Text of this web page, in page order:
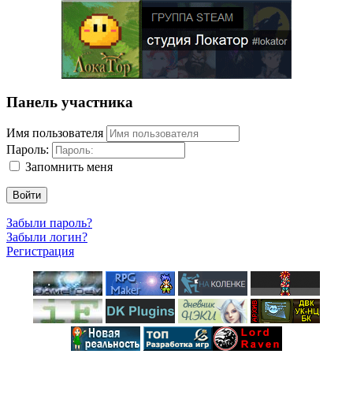
Панель участника
Имя пользователя
Пароль:
Запомнить меня
Войти
Забыли пароль?
Забыли логин?
Регистрация